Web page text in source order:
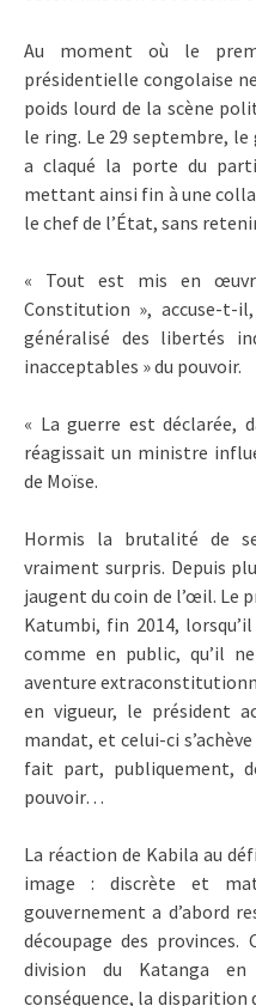
Au moment où le
présidentielle congolaise
poids lourd de la scène
le ring. Le 29 septembre, le
a claqué la porte du
mettant ainsi fin à une
le chef de l’État, sans
« Tout est mis en
Constitution », accuse-t-
généralisé des libertés
inacceptables » du pouvoir.
« La guerre est déclarée,
réagissait un ministre
de Moïse.
Hormis la brutalité de
vraiment surpris. Depuis
jaugent du coin de l’œil. Le
Katumbi, fin 2014,
comme en public, qu’il
aventure
en vigueur, le président
mandat, et celui-ci
fait part, publiquement,
pouvoir…
La réaction de Kabila au
image : discrète et
gouvernement a d’abord
découpage des
division du Katanga
conséquence, la disparition